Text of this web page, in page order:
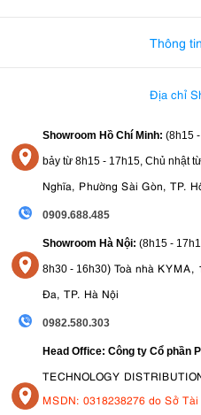
Thông
Địa chỉ
Showroom Hồ Chí Minh: (8h15
bảy từ 8h15 - 17h15, Chủ nhật
Nghĩa, Phường Sài Gòn, TP.
0909.688.485
Showroom Hà Nội: (8h15 -
8h30 - 16h30) Toà nhà KYMA,
Đa, TP. Hà Nội
0982.580.303
Head Office: Công ty Cổ phần
TECHNOLOGY
MSDN: 0318238276 do Sở